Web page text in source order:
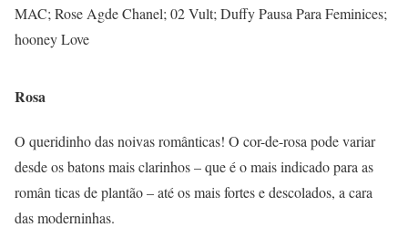
MAC; Rose Agde Chanel; 02 Vult; Duffy Pausa Para Feminices;
hooney Love
Rosa
O queridinho das noivas românticas! O cor-de-rosa pode variar
desde os batons mais clarinhos – que é o mais indicado para as
român ticas de plantão – até os mais fortes e descolados, a cara
das moderninhas.